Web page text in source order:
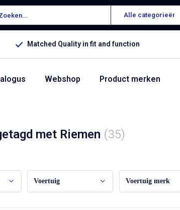
Alle categorieën
Matched Quality in fit and function
Webshop Product merken
met Riemen (35)
Voertuig Voertuig merk